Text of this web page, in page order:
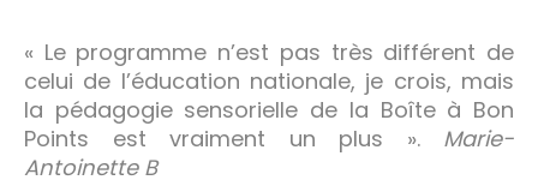
« Le programme n’est pas très différent de
celui de l’éducation nationale, je crois, mais
la pédagogie sensorielle de la Boîte à Bon
Points est vraiment un plus ». Marie-
Antoinette B